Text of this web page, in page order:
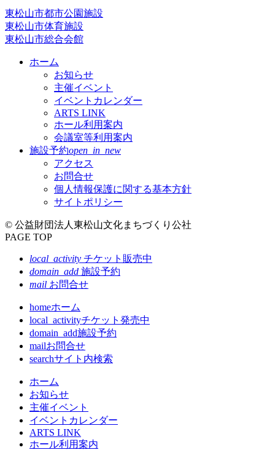
東松山市都市公園施設
東松山市体育施設
東松山市総合会館
ホーム
お知らせ
主催イベント
イベントカレンダー
ARTS LINK
ホール利用案内
会議室等利用案内
施設予約open_in_new
アクセス
お問合せ
個人情報保護に関する基本方針
サイトポリシー
© 公益財団法人東松山文化まちづくり公社
PAGE TOP
local_activity チケット販売中
domain_add 施設予約
mail お問合せ
homeホーム
local_activityチケット発売中
domain_add施設予約
mailお問合せ
searchサイト内検索
ホーム
お知らせ
主催イベント
イベントカレンダー
ARTS LINK
ホール利用案内